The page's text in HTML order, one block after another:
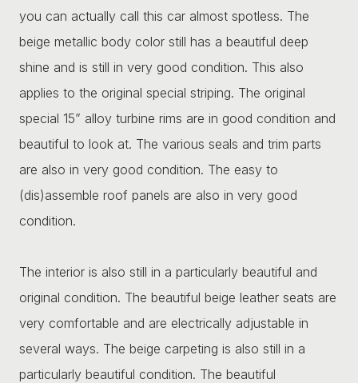
you can actually call this car almost spotless. The
beige metallic body color still has a beautiful deep
shine and is still in very good condition. This also
applies to the original special striping. The original
special 15” alloy turbine rims are in good condition and
beautiful to look at. The various seals and trim parts
are also in very good condition. The easy to
(dis)assemble roof panels are also in very good
condition.
The interior is also still in a particularly beautiful and
original condition. The beautiful beige leather seats are
very comfortable and are electrically adjustable in
several ways. The beige carpeting is also still in a
particularly beautiful condition. The beautiful